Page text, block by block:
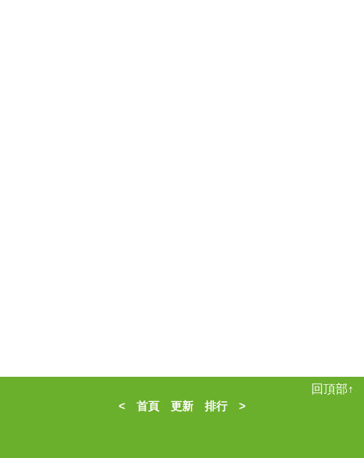
回頂部↑
< 首頁 更新 排行>